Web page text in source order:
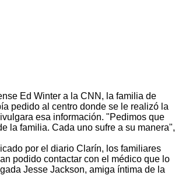
Ed Winter a la CNN, la familia de
pedido al centro donde se le realizó la
esa información. "Pedimos que
la familia. Cada uno sufre a su manera",
por el diario Clarín, los familiares
podido contactar con el médico que lo
Jesse Jackson, amiga íntima de la